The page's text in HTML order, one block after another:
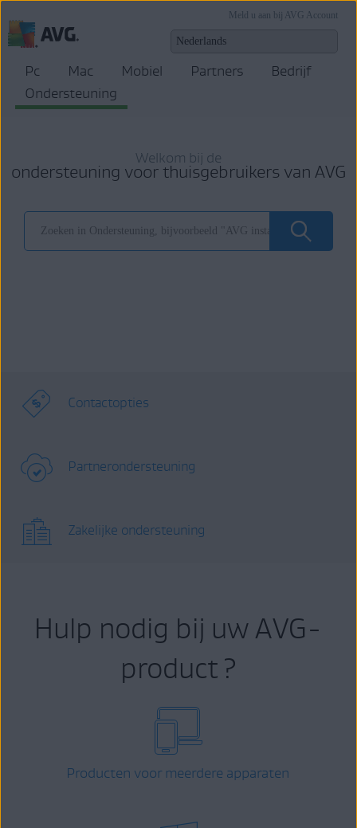
Meld u aan bij AVG Account
Pc Mac Mobiel Partners
Bedrijf
Ondersteuning
Welkom bij de
ondersteuning voor thuisgebruikers van AVG
Contactopties
Partnerondersteuning
Zakelijke ondersteuning
Hulp nodig bij uw AVG-
product ?
Producten voor meerdere apparaten